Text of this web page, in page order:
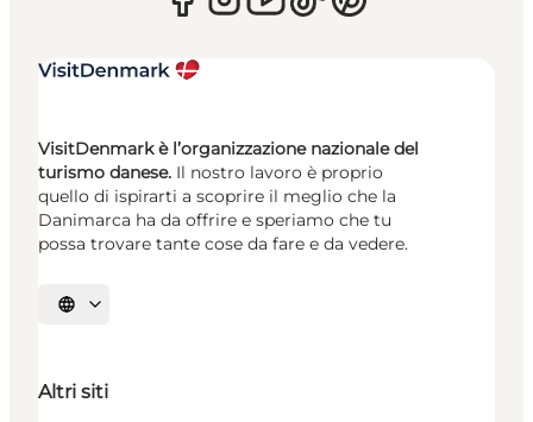
VisitDenmark è l’organizzazione nazionale del
turismo danese. Il nostro lavoro è proprio
quello di ispirarti a scoprire il meglio che la
Danimarca ha da offrire e speriamo che tu
possa trovare tante cose da fare e da vedere.
Seleziona la lingua
Altri siti